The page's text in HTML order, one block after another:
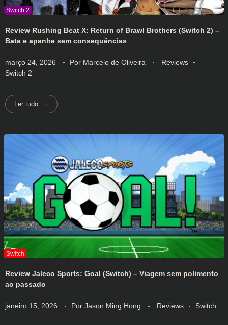
Review Rushing Beat X: Return of Brawl Brothers (Switch 2) –
Bata e apanhe sem consequências
março 24, 2026 Por Marcelo de Oliveira
Reviews
Switch 2
Ler tudo
Review Jaleco Sports: Goal (Switch) – Viagem sem polimento
ao passado
janeiro 15, 2026 Por Jason Ming Hong Reviews Switch